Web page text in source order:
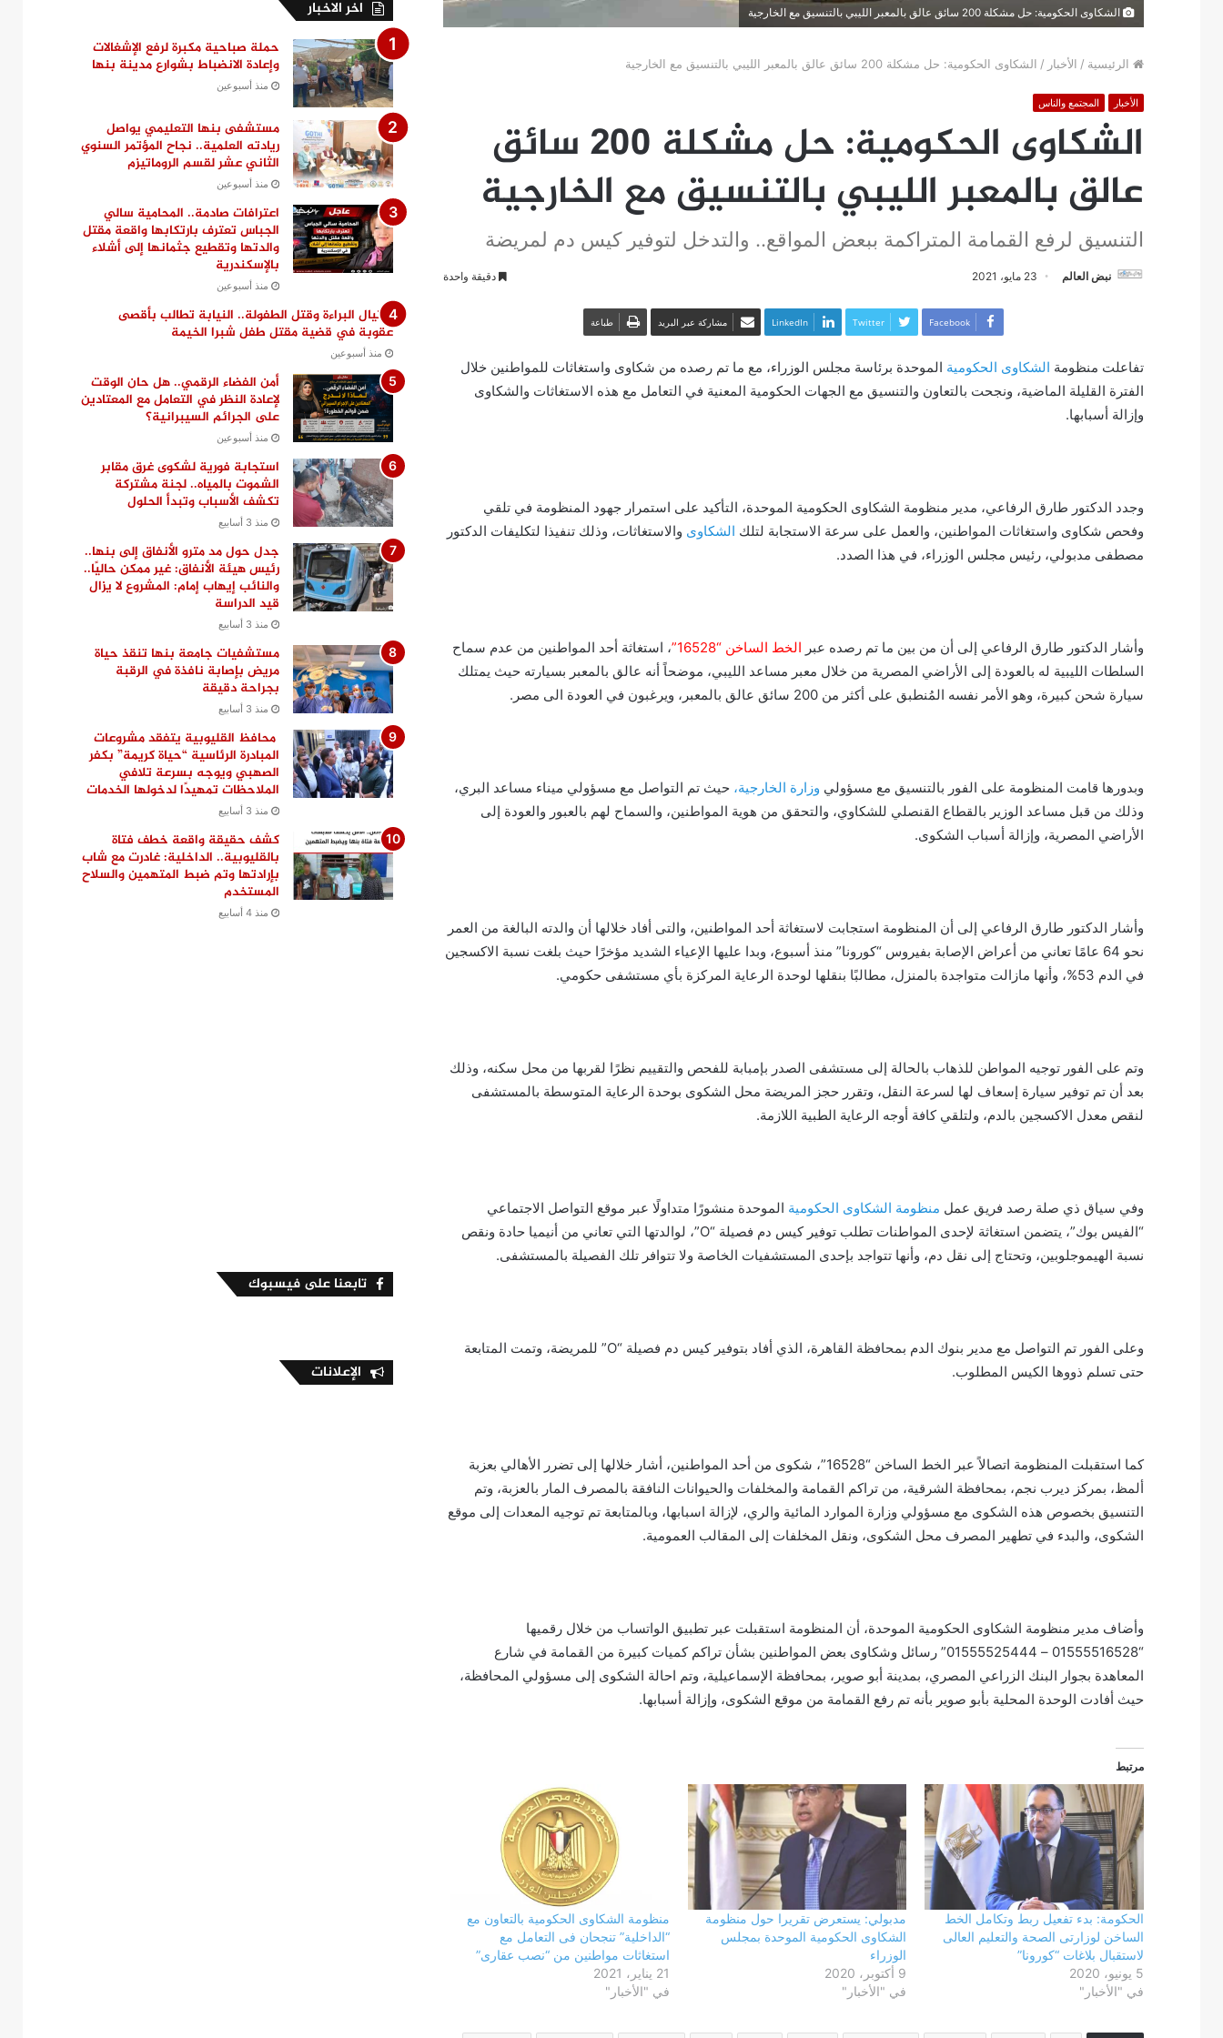
الشكاوى الحكومية: حل مشكلة 200 سائق عالق بالمعبر الليبي بالتنسيق مع الخارجية
الرئيسية / الأخبار / الشكاوى الحكومية: حل مشكلة 200 سائق عالق بالمعبر الليبي بالتنسيق مع الخارجية
الأخبار المجتمع والناس
الشكاوى الحكومية: حل مشكلة 200 سائق
عالق بالمعبر الليبي بالتنسيق مع الخارجية
التنسيق لرفع القمامة المتراكمة ببعض المواقع.. والتدخل لتوفير كيس دم لمريضة
نبض العالم 23 مايو، 2021 دقيقة واحدة
Facebook
Twitter
LinkedIn مشاركة عبر البريد طباعة
تفاعلت منظومة الشكاوى الحكومية الموحدة برئاسة مجلس الوزراء، مع ما تم رصده من شكاوى واستغاثات للمواطنين خلال
الفترة القليلة الماضية، ونجحت بالتعاون والتنسيق مع الجهات الحكومية المعنية في التعامل مع هذه الاستغاثات والشكاوى
وإزالة أسبابها.
وجدد الدكتور طارق الرفاعي، مدير منظومة الشكاوى الحكومية الموحدة، التأكيد على استمرار جهود المنظومة في تلقي
وفحص شكاوى واستغاثات المواطنين، والعمل على سرعة الاستجابة لتلك الشكاوى والاستغاثات، وذلك تنفيذا لتكليفات الدكتور
مصطفى مدبولي، رئيس مجلس الوزراء، في هذا الصدد.
وأشار الدكتور طارق الرفاعي إلى أن من بين ما تم رصده عبر الخط الساخن “16528”
، استغاثة أحد المواطنين من عدم سماح
السلطات الليبية له بالعودة إلى الأراضي المصرية من خلال معبر مساعد الليبي، موضحاً أنه عالق بالمعبر بسيارته حيث يمتلك
سيارة شحن كبيرة، وهو الأمر نفسه المُنطبق على أكثر من 200 سائق عالق بالمعبر، ويرغبون في العودة الى مصر.
وبدورها قامت المنظومة على الفور بالتنسيق مع مسؤولي وزارة الخارجية، حيث تم التواصل مع مسؤولي ميناء مساعد البري،
وذلك من قبل مساعد الوزير بالقطاع القنصلي للشكاوي، والتحقق من هوية المواطنين، والسماح لهم بالعبور والعودة إلى
الأراضي المصرية، وإزالة أسباب الشكوى.
وأشار الدكتور طارق الرفاعي إلى أن المنظومة استجابت لاستغاثة أحد المواطنين، والتى أفاد خلالها أن والدته البالغة من العمر
نحو 64 عامًا تعاني من أعراض الإصابة بفيروس “كورونا” منذ أسبوع، وبدا عليها الإعياء الشديد مؤخرًا حيث بلغت نسبة الاكسجين
في الدم 53%، وأنها مازالت متواجدة بالمنزل، مطالبًا بنقلها لوحدة الرعاية المركزة بأي مستشفى حكومي.
وتم على الفور توجيه المواطن للذهاب بالحالة إلى مستشفى الصدر بإمبابة للفحص والتقييم نظرًا لقربها من محل سكنه، وذلك
بعد أن تم توفير سيارة إسعاف لها لسرعة النقل، وتقرر حجز المريضة محل الشكوى بوحدة الرعاية المتوسطة بالمستشفى
لنقص معدل الاكسجين بالدم، ولتلقي كافة أوجه الرعاية الطبية اللازمة.
وفي سياق ذي صلة رصد فريق عمل منظومة الشكاوى الحكومية الموحدة منشورًا متداولًا عبر موقع التواصل الاجتماعي
“الفيس بوك”، يتضمن استغاثة لإحدى المواطنات تطلب توفير كيس دم فصيلة “O”، لوالدتها التي تعاني من أنيميا حادة ونقص
نسبة الهيموجلوبين، وتحتاج إلى نقل دم، وأنها تتواجد بإحدى المستشفيات الخاصة ولا تتوافر تلك الفصيلة بالمستشفى.
وعلى الفور تم التواصل مع مدير بنوك الدم بمحافظة القاهرة، الذي أفاد بتوفير كيس دم فصيلة “O” للمريضة، وتمت المتابعة
حتى تسلم ذووها الكيس المطلوب.
كما استقبلت المنظومة اتصالاً عبر الخط الساخن “16528”، شكوى من أحد المواطنين، أشار خلالها إلى تضرر الأهالي بعزبة
ألمظ، بمركز ديرب نجم، بمحافظة الشرقية، من تراكم القمامة والمخلفات والحيوانات النافقة بالمصرف المار بالعزبة، وتم
التنسيق بخصوص هذه الشكوى مع مسؤولي وزارة الموارد المائية والري، لإزالة اسبابها، وبالمتابعة تم توجيه المعدات إلى موقع
الشكوى، والبدء في تطهير المصرف محل الشكوى، ونقل المخلفات إلى المقالب العمومية.
وأضاف مدير منظومة الشكاوى الحكومية الموحدة، أن المنظومة استقبلت عبر تطبيق الواتساب من خلال رقميها
“01555516528 – 01555525444” رسائل وشكاوى بعض المواطنين بشأن تراكم كميات كبيرة من القمامة في شارع
المعاهدة بجوار البنك الزراعي المصري، بمدينة أبو صوير، بمحافظة الإسماعيلية، وتم احالة الشكوى إلى مسؤولي المحافظة،
حيث أفادت الوحدة المحلية بأبو صوير بأنه تم رفع القمامة من موقع الشكوى، وإزالة أسبابها.
مرتبط
الحكومة: بدء تفعيل ربط وتكامل الخط
الساخن لوزارتى الصحة والتعليم العالى
لاستقبال بلاغات “كورونا”
5 يونيو، 2020
في "الأخبار"
مدبولي: يستعرض تقريرا حول منظومة
الشكاوى الحكومية الموحدة بمجلس
الوزراء
9 أكتوبر، 2020
في "الأخبار"
منظومة الشكاوى الحكومية بالتعاون مع
“الداخلية” تنجحان فى التعامل مع
استغاثات مواطنين من “نصب عقارى”
21 يناير، 2021
في "الأخبار"
فحص شكوى بشأن بناء في مجول..
والمعاينة تؤكد سلامة الترخيص ومتابعة
التنفيذ ميدانيًا
حزب الجبهة الوطنية بالقليوبية: أمن مصر
وسيادتها خط أحمر.. والاصطفاف الوطني
ضرورة لمواجهة التحديات وحملات
التضليل
بالفترة المسائية للعيادات الخارجية
اخر الاخبار
حملة صباحية مكبرة لرفع الإشغالات
وإعادة الانضباط بشوارع مدينة بنها
منذ أسبوعين
مستشفى بنها التعليمي يواصل
ريادته العلمية.. نجاح المؤتمر السنوي
الثاني عشر لقسم الروماتيزم
منذ أسبوعين
اعترافات صادمة.. المحامية سالي
الجباس تعترف بارتكابها واقعة مقتل
والدتها وتقطيع جثمانها إلى أشلاء
بالإسكندرية
منذ أسبوعين
اغتيال البراءة وقتل الطفولة.. النيابة تطالب بأقصى
عقوبة في قضية مقتل طفل شبرا الخيمة
منذ أسبوعين
أمن الفضاء الرقمي.. هل حان الوقت
لإعادة النظر في التعامل مع المعتادين
على الجرائم السيبرانية؟
منذ أسبوعين
استجابة فورية لشكوى غرق مقابر
الشموت بالمياه.. لجنة مشتركة
تكشف الأسباب وتبدأ الحلول
منذ 3 أسابيع
جدل حول مد مترو الأنفاق إلى بنها..
رئيس هيئة الأنفاق: غير ممكن حاليًا..
والنائب إيهاب إمام: المشروع لا يزال
قيد الدراسة
منذ 3 أسابيع
مستشفيات جامعة بنها تنقذ حياة
مريض بإصابة نافذة في الرقبة
بجراحة دقيقة
منذ 3 أسابيع
محافظ القليوبية يتفقد مشروعات
المبادرة الرئاسية “حياة كريمة” بكفر
الصهبي ويوجه بسرعة تلافي
الملاحظات تمهيدًا لدخولها الخدمات
منذ 3 أسابيع
كشف حقيقة واقعة خطف فتاة
بالقليوبية.. الداخلية: غادرت مع شاب
بإرادتها وتم ضبط المتهمين والسلاح
المستخدم
منذ 4 أسابيع
تابعنا على فيسبوك
الإعلانات